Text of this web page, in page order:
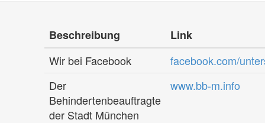
Beschreibung
Link
Wir bei Facebook
facebook.com/
Der
Behindertenbeauftragte
der Stadt München
www.bb-m.info